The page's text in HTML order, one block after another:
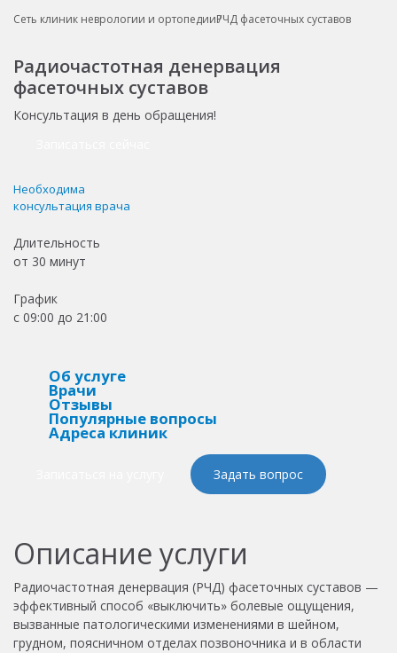
Сеть клиник неврологии и ортопедииРЧД фасеточных суставов
Радиочастотная денервация
фасеточных суставов
Консультация в день обращения!
Необходима
консультация врача
Длительность
от 30 минут
График
с 09:00 до 21:00
Об услуге
Врачи
Отзывы
Популярные вопросы
Адреса клиник
Задать вопрос
Описание услуги
Радиочастотная денервация (РЧД) фасеточных суставов —
эффективный способ «выключить» болевые ощущения,
вызванные патологическими изменениями в шейном,
грудном, поясничном отделах позвоночника и в области